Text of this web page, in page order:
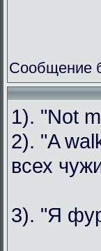
Сообщение
1). "Not
2). "A
всех
3). "Я